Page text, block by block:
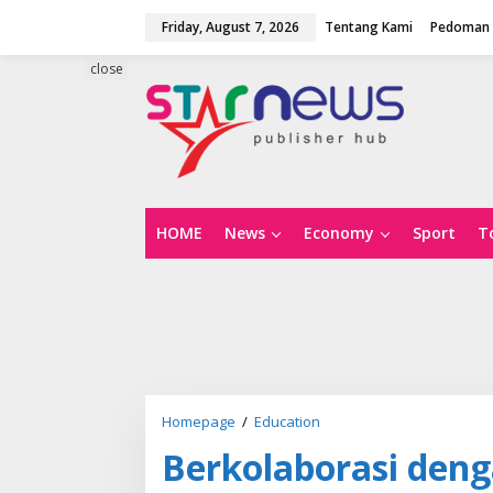
Friday, August 7, 2026 Tentang Kami Pedoman
HOME News Economy Sport
close
Homepage / Education
r
k
Berkolaborasi